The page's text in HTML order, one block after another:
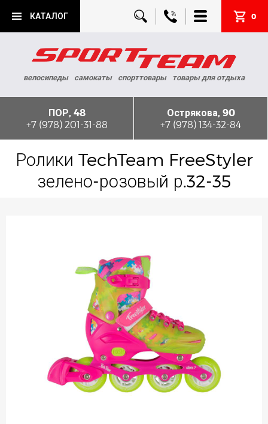
КАТАЛОГ 0
велосипеды самокаты спорттовары товары для отдыха
ПОР, 48
+7 (978) 201-31-88
Острякова, 90
+7 (978) 134-32-84
Ролики TechTeam FreeStyler
зелено-розовый р.32-35